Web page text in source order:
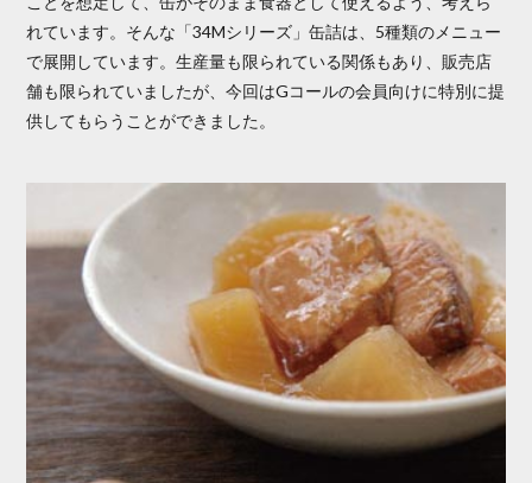
れています。そんな「34Mシリーズ」缶詰は、5種類のメニュー
で展開しています。生産量も限られている関係もあり、販売店
舗も限られていましたが、今回はGコールの会員向けに特別に提
供してもらうことができました。